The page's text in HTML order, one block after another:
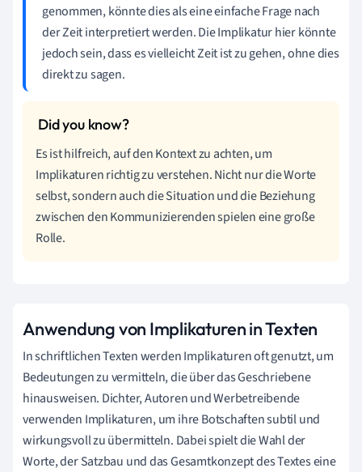
genommen, könnte dies als eine einfache Frage nach
der Zeit interpretiert werden. Die Implikatur hier könnte
jedoch sein, dass es vielleicht Zeit ist zu gehen, ohne dies
direkt zu sagen.
Es ist hilfreich, auf den Kontext zu achten, um
Implikaturen richtig zu verstehen. Nicht nur die Worte
selbst, sondern auch die Situation und die Beziehung
zwischen den Kommunizierenden spielen eine große
Rolle.
Anwendung von Implikaturen in Texten
In schriftlichen Texten werden Implikaturen oft genutzt, um
Bedeutungen zu vermitteln, die über das Geschriebene
hinausweisen. Dichter, Autoren und Werbetreibende
verwenden Implikaturen, um ihre Botschaften subtil und
wirkungsvoll zu übermitteln. Dabei spielt die Wahl der
Worte, der Satzbau und das Gesamtkonzept des Textes eine